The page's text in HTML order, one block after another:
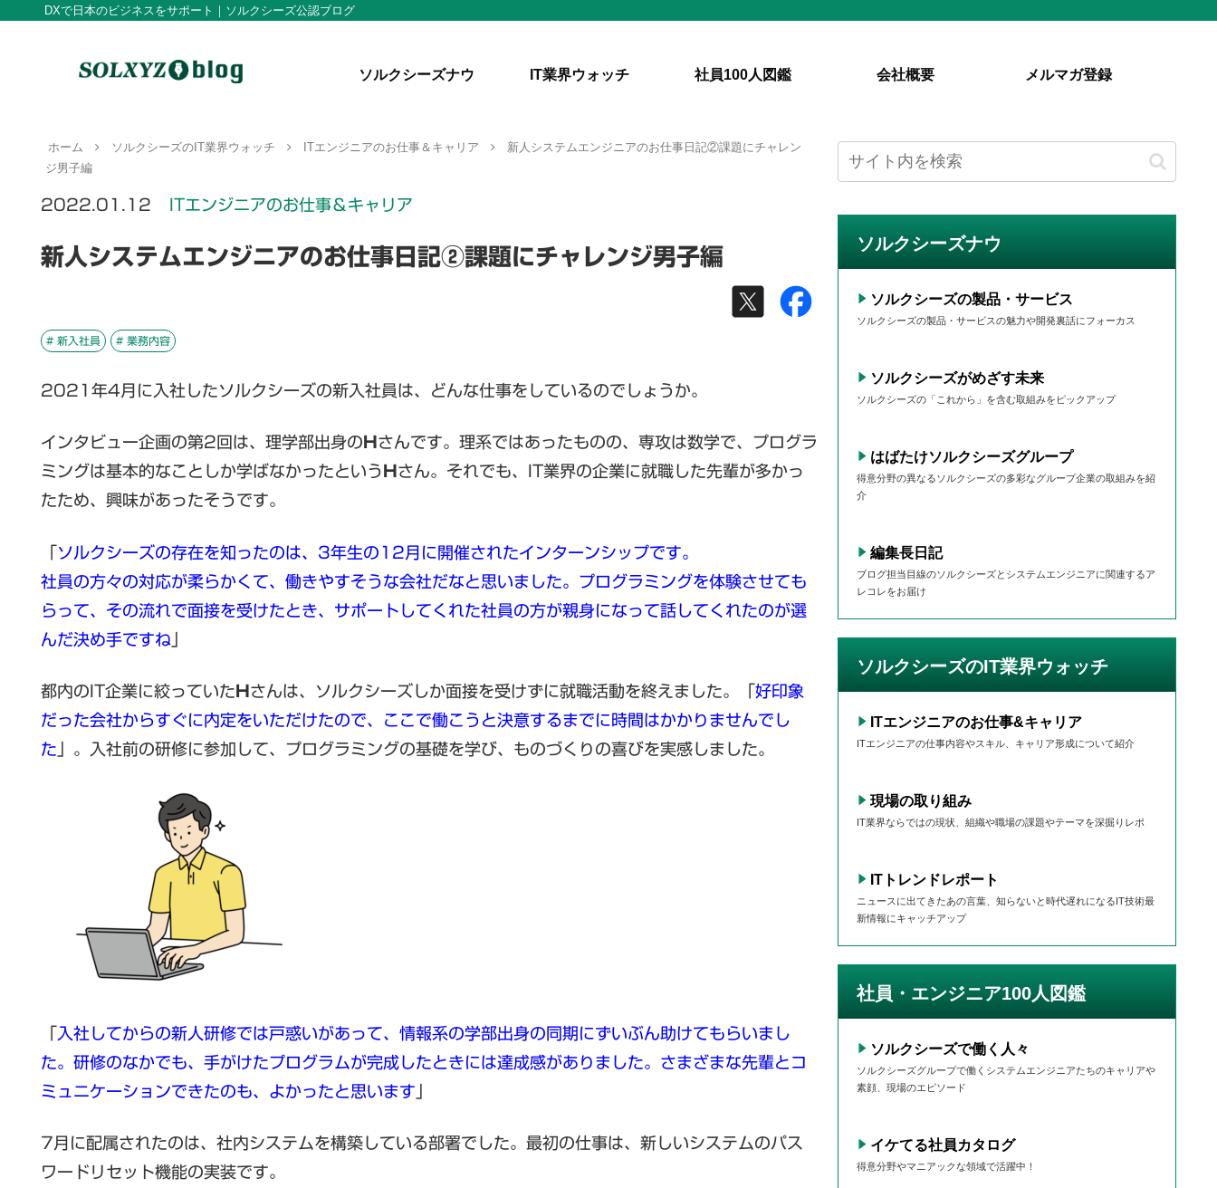
DXで日本のビジネスをサポート｜ソルクシーズ公認ブログ
ソルクシーズナウ IT業界ウォッチ 社員100人図鑑 会社概要 メルマガ登録
ホーム ソルクシーズのIT業界ウォッチ ITエンジニアのお仕事＆キャリア
新人システムエンジニアのお仕事日記②課題にチャレン
ジ男子編
2022.01.12 ITエンジニアのお仕事＆キャリア
新人システムエンジニアのお仕事日記②課題にチャレンジ男子編
# 新入社員 # 業務内容
2021年4月に入社したソルクシーズの新入社員は、どんな仕事をしているのでしょうか。
インタビュー企画の第2回は、理学部出身の H さんです。理系ではあったものの、専攻は数学で、プログラ
ミングは基本的なことしか学ばなかったという H さん。それでも、IT業界の企業に就職した先輩が多かっ
たため、興味があったそうです。
ソルクシーズの存在を知ったのは、3年生の12月に開催されたインターンシップです。
社員の方々の対応が柔らかくて、働きやすそうな会社だなと思いました。プログラミングを体験させても
らって、その流れで面接を受けたとき、サポートしてくれた社員の方が親身になって話してくれたのが選
んだ決め手ですね
都内のIT企業に絞っていた H さんは、ソルクシーズしか面接を受けずに就職活動を終えました。「 好印象
だった会社からすぐに内定をいただけたので、ここで働こうと決意するまでに時間はかかりませんでし
た 」。入社前の研修に参加して、プログラミングの基礎を学び、ものづくりの喜びを実感しました。
入社してからの新人研修では戸惑いがあって、情報系の学部出身の同期にずいぶん助けてもらいまし
た。研修のなかでも、手がけたプログラムが完成したときには達成感がありました。さまざまな先輩とコ
ミュニケーションできたのも、よかったと思います
7月に配属されたのは、社内システムを構築している部署でした。最初の仕事は、新しいシステムのパス
ワードリセット機能の実装です。
ソルクシーズナウ
ソルクシーズの製品・サービス
ソルクシーズの製品・サービスの魅力や開発裏話にフォーカス
ソルクシーズがめざす未来
ソルクシーズの「これから」を含む取組みをピックアップ
はばたけソルクシーズグループ
得意分野の異なるソルクシーズの多彩なグループ企業の取組みを紹
介
編集長日記
ブログ担当目線のソルクシーズとシステムエンジニアに関連するア
レコレをお届け
ソルクシーズのIT業界ウォッチ
ITエンジニアのお仕事&キャリア
ITエンジニアの仕事内容やスキル、キャリア形成について紹介
現場の取り組み
IT業界ならではの現状、組織や職場の課題やテーマを深掘りレポ
ITトレンドレポート
ニュースに出てきたあの言葉、知らないと時代遅れになるIT技術最
新情報にキャッチアップ
社員・エンジニア100人図鑑
ソルクシーズで働く人々
ソルクシーズグループで働くシステムエンジニアたちのキャリアや
素顔、現場のエピソード
イケてる社員カタログ
得意分野やマニアックな領域で活躍中！